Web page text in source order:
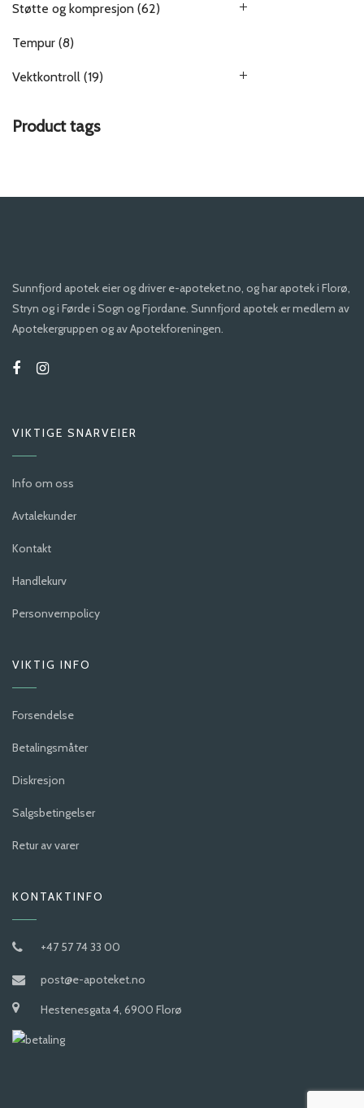
Støtte og kompresjon (62)
Tempur (8)
Vektkontroll (19)
Product tags
Sunnfjord apotek eier og driver e-apoteket.no, og har apotek i Florø,
Stryn og i Førde i Sogn og Fjordane. Sunnfjord apotek er medlem av
Apotekergruppen og av Apotekforeningen.
VIKTIGE SNARVEIER
Info om oss
Avtalekunder
Kontakt
Handlekurv
Personvernpolicy
VIKTIG INFO
Forsendelse
Betalingsmåter
Diskresjon
Salgsbetingelser
Retur av varer
KONTAKTINFO
+47 57 74 33 00
post@e-apoteket.no
Hestenesgata 4, 6900 Florø